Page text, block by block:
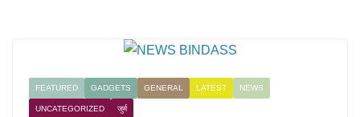
FEATURED GADGETS GENERAL LATEST NEWS
UNCATEGORIZED जुर्म